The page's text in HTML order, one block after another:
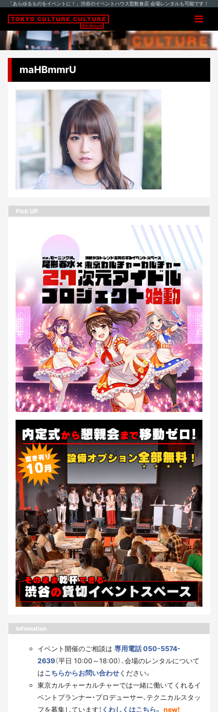
「あらゆるものをイベントに！」渋谷のイベントハウス型飲食店 会場レンタルも可能です！
maHBmmrU
Pick UP
Infomation
イベント開催のご相談は 専用電話 050-5574-
2639（平日 10:00～18:00）、会場のレンタルについて
はこちらからお問い合わせください。
東京カルチャーカルチャーでは一緒に働いてくれるイ
ベントプランナー・プロデューサー、テクニカルスタッ
フを募集しています！ くわしくはこちら。 new!